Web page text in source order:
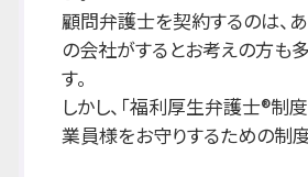
顧問弁護士を契約するのは、
の会社がするとお考えの方も
す。
しかし、「福利厚生弁護士®制
業員様をお守りするための制